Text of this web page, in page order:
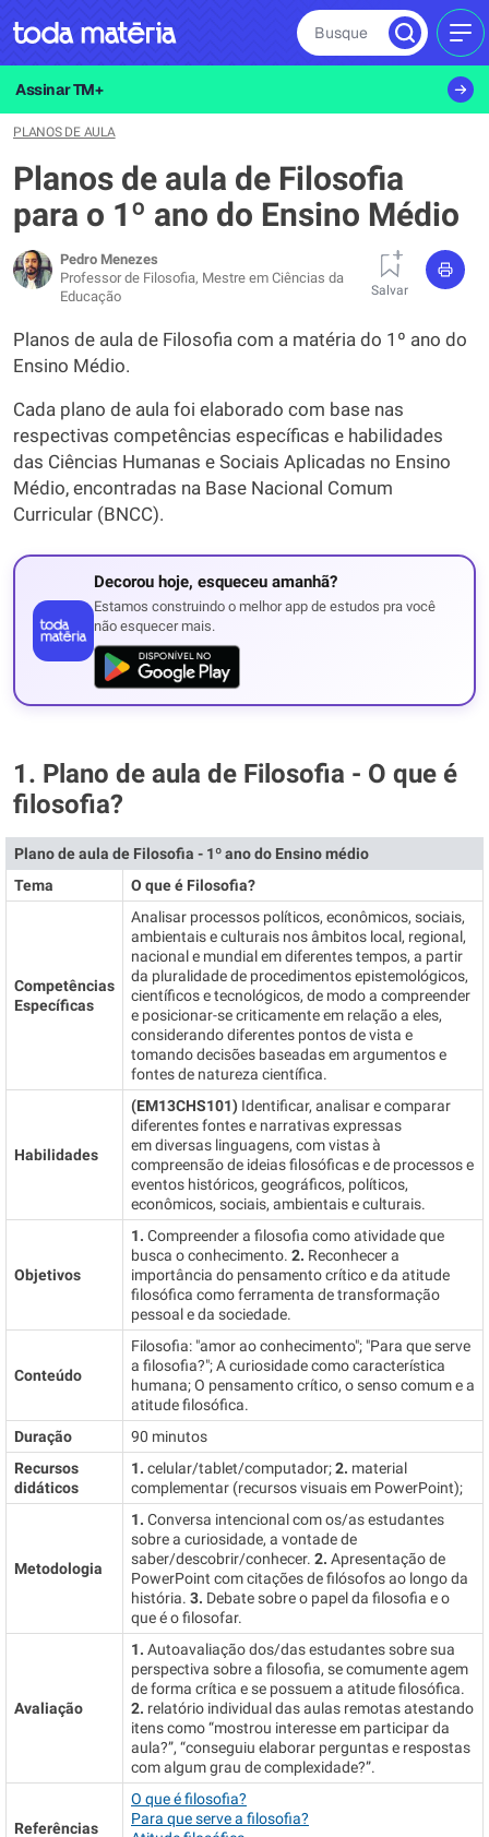
Busque
Assinar TM+
PLANOS DE AULA
Planos de aula de Filosofia
para o 1º ano do Ensino Médio
Pedro Menezes
Professor de Filosofia, Mestre em Ciências da
Educação
Salvar
Planos de aula de Filosofia com a matéria do 1º ano do
Ensino Médio.
Cada plano de aula foi elaborado com base nas
respectivas competências específicas e habilidades
das Ciências Humanas e Sociais Aplicadas no Ensino
Médio, encontradas na Base Nacional Comum
Curricular (BNCC).
Decorou hoje, esqueceu amanhã?
Estamos construindo o melhor app de estudos pra você
não esquecer mais.
1. Plano de aula de Filosofia - O que é
filosofia?
Plano de aula de Filosofia - 1º ano do Ensino médio
Tema
O que é Filosofia?
Competências
Específicas
Analisar processos políticos, econômicos, sociais,
ambientais e culturais nos âmbitos local, regional,
nacional e mundial em diferentes tempos, a partir
da pluralidade de procedimentos epistemológicos,
científicos e tecnológicos, de modo a compreender
e posicionar-se criticamente em relação a eles,
considerando diferentes pontos de vista e
tomando decisões baseadas em argumentos e
fontes de natureza científica.
Habilidades
(EM13CHS101) Identificar, analisar e comparar
diferentes fontes e narrativas expressas
em diversas linguagens, com vistas à
compreensão de ideias filosóficas e de processos e
eventos históricos, geográficos, políticos,
econômicos, sociais, ambientais e culturais.
Objetivos
1. Compreender a filosofia como atividade que
busca o conhecimento. 2. Reconhecer a
importância do pensamento crítico e da atitude
filosófica como ferramenta de transformação
pessoal e da sociedade.
Conteúdo
Filosofia: "amor ao conhecimento"; "Para que serve
a filosofia?"; A curiosidade como característica
humana; O pensamento crítico, o senso comum e a
atitude filosófica.
Duração
90 minutos
Recursos
didáticos
1. celular/tablet/computador;2. material
complementar (recursos visuais em PowerPoint);
Metodologia
1. Conversa intencional com os/as estudantes
sobre a curiosidade, a vontade de
saber/descobrir/conhecer. 2. Apresentação de
PowerPoint com citações de filósofos ao longo da
história. 3. Debate sobre o papel da filosofia e o
que é o filosofar.
Avaliação
1. Autoavaliação dos/das estudantes sobre sua
perspectiva sobre a filosofia, se comumente agem
de forma crítica e se possuem a atitude filosófica.
2. relatório individual das aulas remotas atestando
itens como “mostrou interesse em participar da
aula?”, “conseguiu elaborar perguntas e respostas
com algum grau de complexidade?”.
Referências
O que é filosofia?
Para que serve a filosofia?